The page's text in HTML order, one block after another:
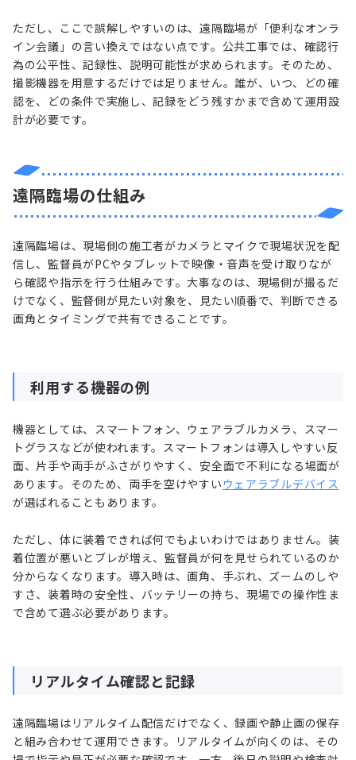
ただし、ここで誤解しやすいのは、遠隔臨場が「便利なオンラ
イン会議」の言い換えではない点です。公共工事では、確認行
為の公平性、記録性、説明可能性が求められます。そのため、
撮影機器を用意するだけでは足りません。誰が、いつ、どの確
認を、どの条件で実施し、記録をどう残すかまで含めて運用設
計が必要です。
遠隔臨場の仕組み
遠隔臨場は、現場側の施工者がカメラとマイクで現場状況を配
信し、監督員がPCやタブレットで映像・音声を受け取りなが
ら確認や指示を行う仕組みです。大事なのは、現場側が撮るだ
けでなく、監督側が見たい対象を、見たい順番で、判断できる
画角とタイミングで共有できることです。
利用する機器の例
機器としては、スマートフォン、ウェアラブルカメラ、スマー
トグラスなどが使われます。スマートフォンは導入しやすい反
面、片手や両手がふさがりやすく、安全面で不利になる場面が
あります。そのため、両手を空けやすい ウェアラブルデバイス
が選ばれることもあります。
ただし、体に装着できれば何でもよいわけではありません。装
着位置が悪いとブレが増え、監督員が何を見せられているのか
分からなくなります。導入時は、画角、手ぶれ、ズームのしや
すさ、装着時の安全性、バッテリーの持ち、現場での操作性ま
で含めて選ぶ必要があります。
リアルタイム確認と記録
遠隔臨場はリアルタイム配信だけでなく、録画や静止画の保存
と組み合わせて運用できます。リアルタイムが向くのは、その